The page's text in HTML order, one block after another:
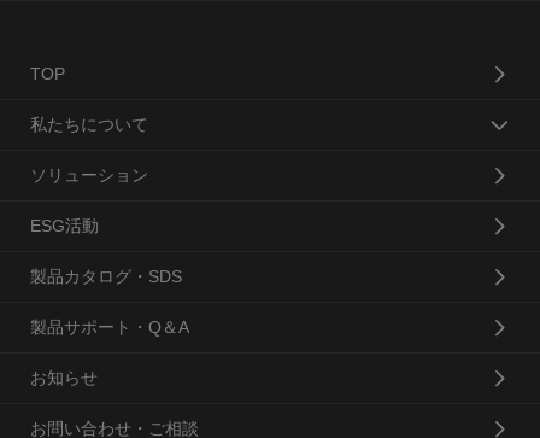
TOP
私たちについて
ソリューション
ESG活動
製品カタログ・SDS
製品サポート・Q＆A
お知らせ
お問い合わせ・ご相談